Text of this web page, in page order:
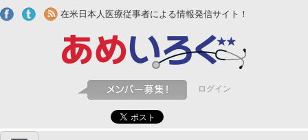
Skip to main content
在米日本人医療従事者による情報発信サイト！
ログイン